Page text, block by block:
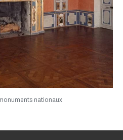
nationaux